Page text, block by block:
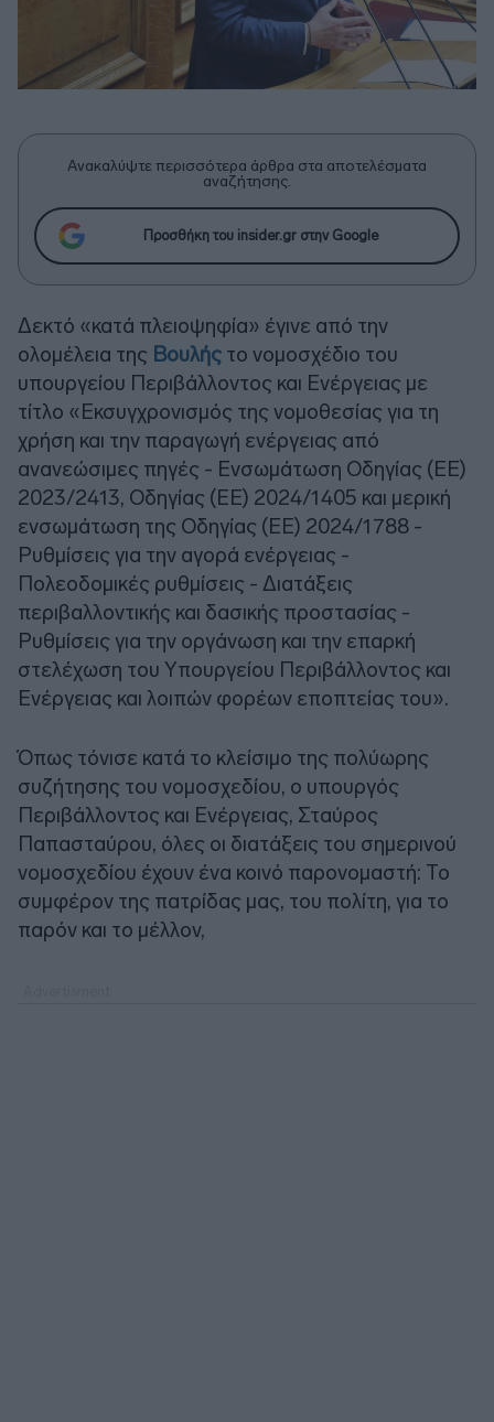
Ανακαλύψτε περισσότερα άρθρα στα αποτελέσματα
αναζήτησης.
Προσθήκη του insider.gr στην Google
Δεκτό «κατά πλειοψηφία» έγινε από την
ολομέλεια της Βουλής το νομοσχέδιο του
υπουργείου Περιβάλλοντος και Ενέργειας με
τίτλο «Εκσυγχρονισμός της νομοθεσίας για τη
χρήση και την παραγωγή ενέργειας από
ανανεώσιμες πηγές - Ενσωμάτωση Οδηγίας (ΕΕ)
2023/2413, Οδηγίας (ΕΕ) 2024/1405 και μερική
ενσωμάτωση της Οδηγίας (ΕΕ) 2024/1788 -
Ρυθμίσεις για την αγορά ενέργειας -
Πολεοδομικές ρυθμίσεις - Διατάξεις
περιβαλλοντικής και δασικής προστασίας -
Ρυθμίσεις για την οργάνωση και την επαρκή
στελέχωση του Υπουργείου Περιβάλλοντος και
Ενέργειας και λοιπών φορέων εποπτείας του».
Όπως τόνισε κατά το κλείσιμο της πολύωρης
συζήτησης του νομοσχεδίου, ο υπουργός
Περιβάλλοντος και Ενέργειας, Σταύρος
Παπασταύρου, όλες οι διατάξεις του σημερινού
νομοσχεδίου έχουν ένα κοινό παρονομαστή: Το
συμφέρον της πατρίδας μας, του πολίτη, για το
παρόν και το μέλλον,